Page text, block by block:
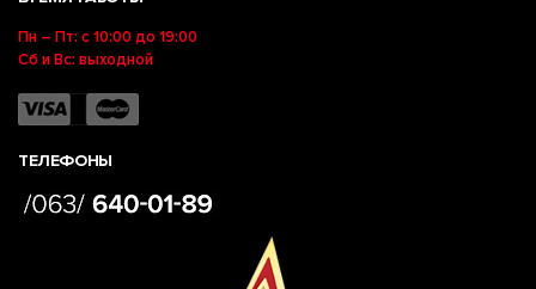
Пн – Пт: с 10:00 до 19:00
Сб и Вс: выходной
ТЕЛЕФОНЫ